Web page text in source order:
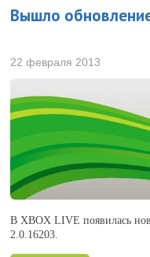
Вышло
22 февраля 2013
В XBOX LIVE появилась
2.0.16203.